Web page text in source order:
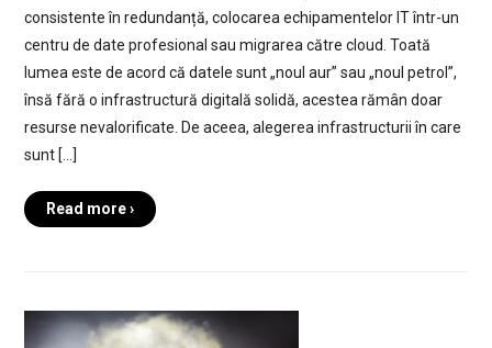
consistente în redundanță, colocarea echipamentelor IT într-un
centru de date profesional sau migrarea către cloud. Toată
lumea este de acord că datele sunt „noul aur” sau „noul petrol”,
însă fără o infrastructură digitală solidă, acestea rămân doar
resurse nevalorificate. De aceea, alegerea infrastructurii în care
sunt […]
Read more ›